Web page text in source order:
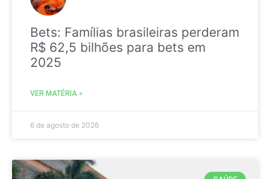
Bets: Famílias brasileiras perderam
R$ 62,5 bilhões para bets em
2025
VER MATÉRIA »
6 de agosto de 2026